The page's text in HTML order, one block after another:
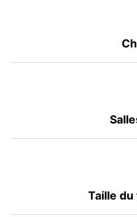
Taille